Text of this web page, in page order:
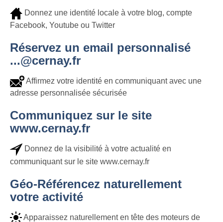
Donnez une identité locale à votre blog, compte
Facebook, Youtube ou Twitter
Réservez un email personnalisé
...@cernay.fr
Affirmez votre identité en communiquant avec une
adresse personnalisée sécurisée
Communiquez sur le site
www.cernay.fr
Donnez de la visibilité à votre actualité en
communiquant sur le site www.cernay.fr
Géo-Référencez naturellement
votre activité
Apparaissez naturellement en tête des moteurs de